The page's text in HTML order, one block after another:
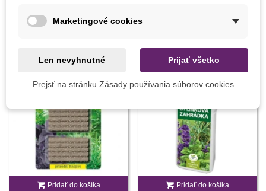
MOHLI BYSTE EŠTE POTREBOVAŤ
Pridať do košíka Pridať do košíka
Marketingové cookies
Len nevyhnutné Prijať všetko
Prejsť na stránku Zásady používania súborov cookies